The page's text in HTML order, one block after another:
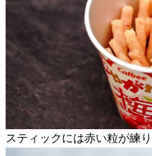
スティックには赤い粒が練